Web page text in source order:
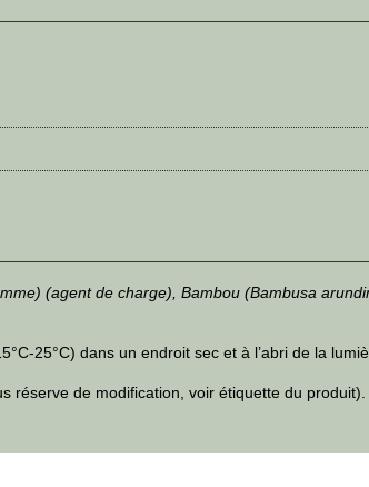
(agent de charge), Bambou (Bambusa
25°C) dans un endroit sec et à l’abri de la
réserve de modification, voir étiquette du